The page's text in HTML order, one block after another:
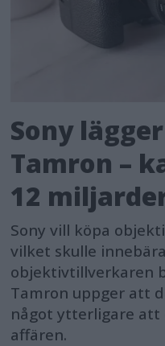
Sony
Tamron –
12
Sony vill köpa
vilket skulle
objektivtillverkaren
Tamron uppger att
något ytterligare
affären.